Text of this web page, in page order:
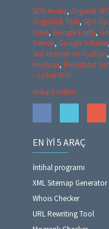
SEO Analiz, Organik
Özgünlük Testi, SEO
Drive, Google Earth,
Demek, Google Scholar,
Seo Hizmeti ve Fiyatları,
Analyzer, Robots.txt
– Lokal SEO
Ankara Haber
EN İYI 5 ARAÇ
İntihal programı
XML Sitemap Generator
Whois Checker
URL Rewriting Tool